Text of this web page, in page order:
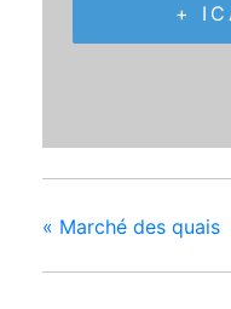
+
« Marché des quais